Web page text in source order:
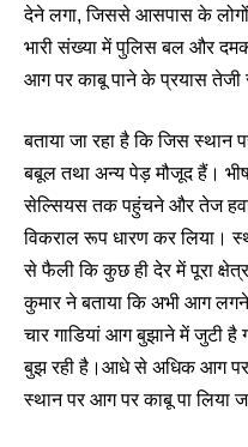
देने लगा, जिससे आसपास के
भारी संख्या में पुलिस बल और
आग पर काबू पाने के प्रयास
बताया जा रहा है कि जिस स्थान
बबूल तथा अन्य पेड़ मौजूद हैं।
सेल्सियस तक पहुंचने और तेज
विकराल रूप धारण कर लिया।
से फैली कि कुछ ही देर में पूरा
कुमार ने बताया कि अभी आग
चार गाडियां आग बुझाने में जुटी है
बुझ रही है।आधे से अधिक आग पर
स्थान पर आग पर काबू पा लिया